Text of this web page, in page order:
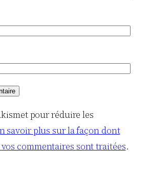
pour réduire les
savoir plus sur la façon dont
commentaires sont traitées.